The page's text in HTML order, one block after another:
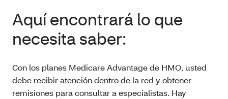
Aquí encontrará lo que
necesita saber:
Con los planes Medicare Advantage de HMO, usted
debe recibir atención dentro de la red y obtener
remisiones para consultar a especialistas. Hay